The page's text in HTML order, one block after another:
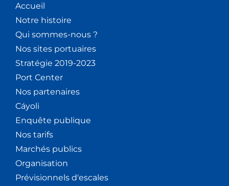
Accueil
Notre histoire
Qui sommes-nous ?
Nos sites portuaires
Stratégie 2019-2023
Port Center
Nos partenaires
Cáyoli
Enquête publique
Nos tarifs
Marchés publics
Organisation
Prévisionnels d'escales